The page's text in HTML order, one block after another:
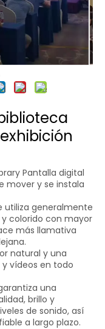
Pantalla digital
mover y se instala
utiliza generalmente
colorido con mayor
más llamativa
natural y una
vídeos en todo
una
brillo y
de sonido, así
a largo plazo.